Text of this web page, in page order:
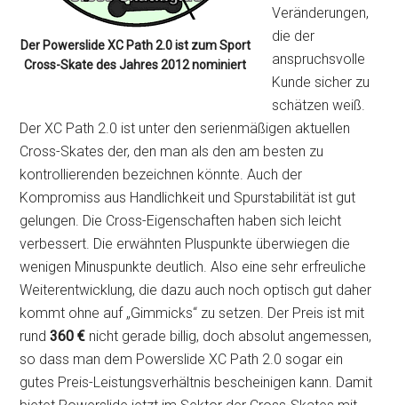
Der Powerslide XC Path 2.0 ist zum Sport
Cross-Skate des Jahres 2012 nominiert
Veränderungen,
die der
anspruchsvolle
Kunde sicher zu
schätzen weiß.
Der XC Path 2.0 ist unter den serienmäßigen aktuellen
Cross-Skates der, den man als den am besten zu
kontrollierenden bezeichnen könnte. Auch der
Kompromiss aus Handlichkeit und Spurstabilität ist gut
gelungen. Die Cross-Eigenschaften haben sich leicht
verbessert. Die erwähnten Pluspunkte überwiegen die
wenigen Minuspunkte deutlich. Also eine sehr erfreuliche
Weiterentwicklung, die dazu auch noch optisch gut daher
kommt ohne auf „Gimmicks“ zu setzen. Der Preis ist mit
rund360 € nicht gerade billig, doch absolut angemessen,
so dass man dem Powerslide XC Path 2.0 sogar ein
gutes Preis-Leistungsverhältnis bescheinigen kann. Damit